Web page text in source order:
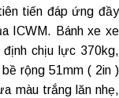
tiến đáp ứng đầy
ICWM. Bánh xe xe
chịu lực 370kg,
rộng 51mm ( 2in )
màu trắng lăn nhẹ,